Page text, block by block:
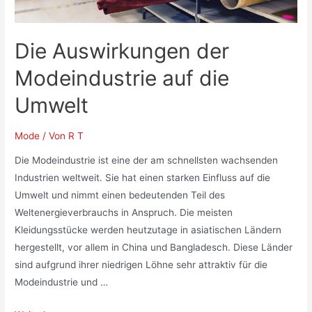
Die Auswirkungen der
Modeindustrie auf die
Umwelt
Mode / Von R T
Die Modeindustrie ist eine der am schnellsten wachsenden
Industrien weltweit. Sie hat einen starken Einfluss auf die
Umwelt und nimmt einen bedeutenden Teil des
Weltenergieverbrauchs in Anspruch. Die meisten
Kleidungsstücke werden heutzutage in asiatischen Ländern
hergestellt, vor allem in China und Bangladesch. Diese Länder
sind aufgrund ihrer niedrigen Löhne sehr attraktiv für die
Modeindustrie und …